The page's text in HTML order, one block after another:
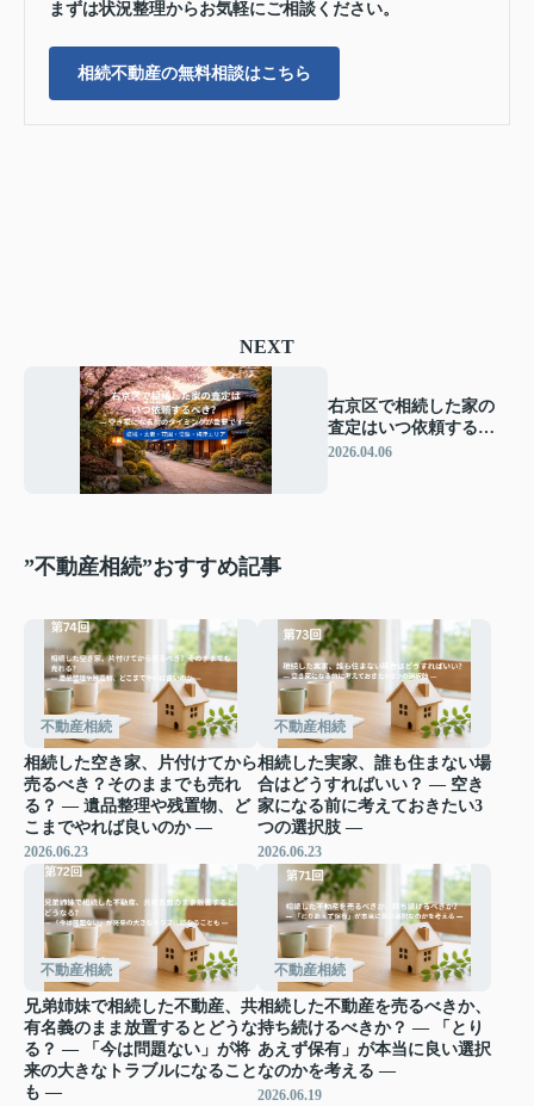
まずは状況整理からお気軽にご相談ください。
相続不動産の無料相談はこちら
NEXT
右京区で相続した家の
査定はいつ依頼するべ
き？ ― 空き家になる前
2026.04.06
”不動産相続”おすすめ記事
不動産相続
相続した空き家、片付けてから
売るべき？そのままでも売れ
る？ ― 遺品整理や残置物、ど
こまでやれば良いのか ―
2026.06.23
不動産相続
相続した実家、誰も住まない場
合はどうすればいい？ ― 空き
家になる前に考えておきたい3
つの選択肢 ―
2026.06.23
不動産相続
兄弟姉妹で相続した不動産、共
有名義のまま放置するとどうな
る？ ― 「今は問題ない」が将
来の大きなトラブルになること
も ―
不動産相続
相続した不動産を売るべきか、
持ち続けるべきか？ ― 「とり
あえず保有」が本当に良い選択
なのかを考える ―
2026.06.19